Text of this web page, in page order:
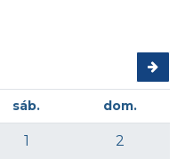
sáb. dom.
1 2